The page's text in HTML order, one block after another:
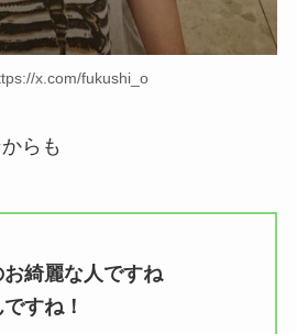
x.com/fukushi_o
らも
綺麗な人ですね
すね！